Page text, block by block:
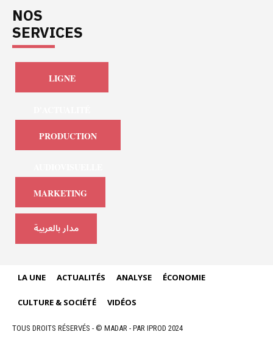
NOS
SERVICES
LIGNE
PRODUCTION
MARKETING
مدار بالعربية
LA UNE ACTUALITÉS ANALYSE ÉCONOMIE
CULTURE & SOCIÉTÉ VIDÉOS
TOUS DROITS RÉSERVÉS - © MADAR - PAR IPROD 2024